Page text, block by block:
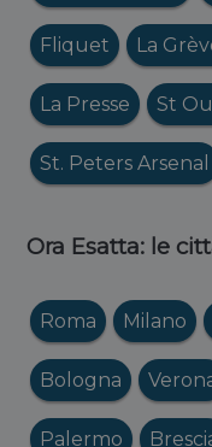
Fliquet La
La Presse St
St. Peters Arsenal
Ora Esatta: le
Roma Milano
Bologna
Palermo